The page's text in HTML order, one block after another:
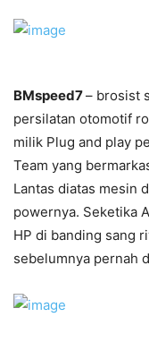
BMspeed7– brosist
persilatan otomotif
milik Plug and play
Team yang
Lantas diatas mesin
powernya. Seketika
HP di banding sang
sebelumnya pernah